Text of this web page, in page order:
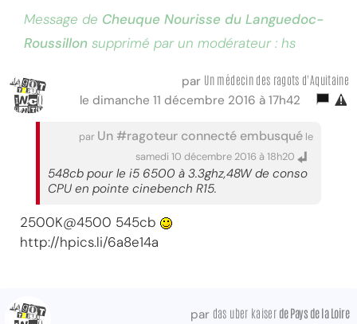
Message de Cheuque Nourisse du Languedoc-
Roussillon supprimé par un modérateur : hs
par Un médecin des ragots d'Aquitaine
le dimanche 11 décembre 2016 à 17h42
par Un #ragoteur connecté embusqué le
samedi 10 décembre 2016 à 18h20
548cb pour le i5 6500 à 3.3ghz,48W de conso
CPU en pointe cinebench R15.
2500K@4500 545cb
http://hpics.li/6a8e14a
par das uber kaiser de Pays de la Loire